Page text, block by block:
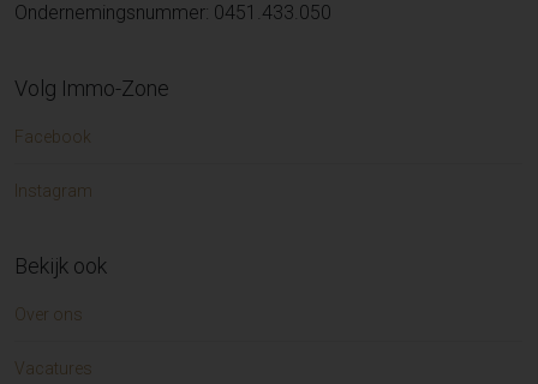
Ondernemingsnummer: 0451.433.050
Volg Immo-Zone
Facebook
Instagram
Bekijk ook
Over ons
Vacatures